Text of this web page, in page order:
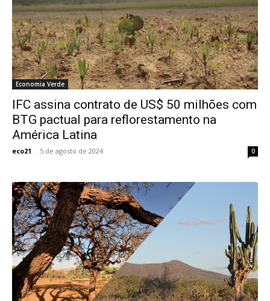
Economia Verde
IFC assina contrato de US$ 50 milhões com
BTG pactual para reflorestamento na
América Latina
eco21 - 5 de agosto de 2024 0